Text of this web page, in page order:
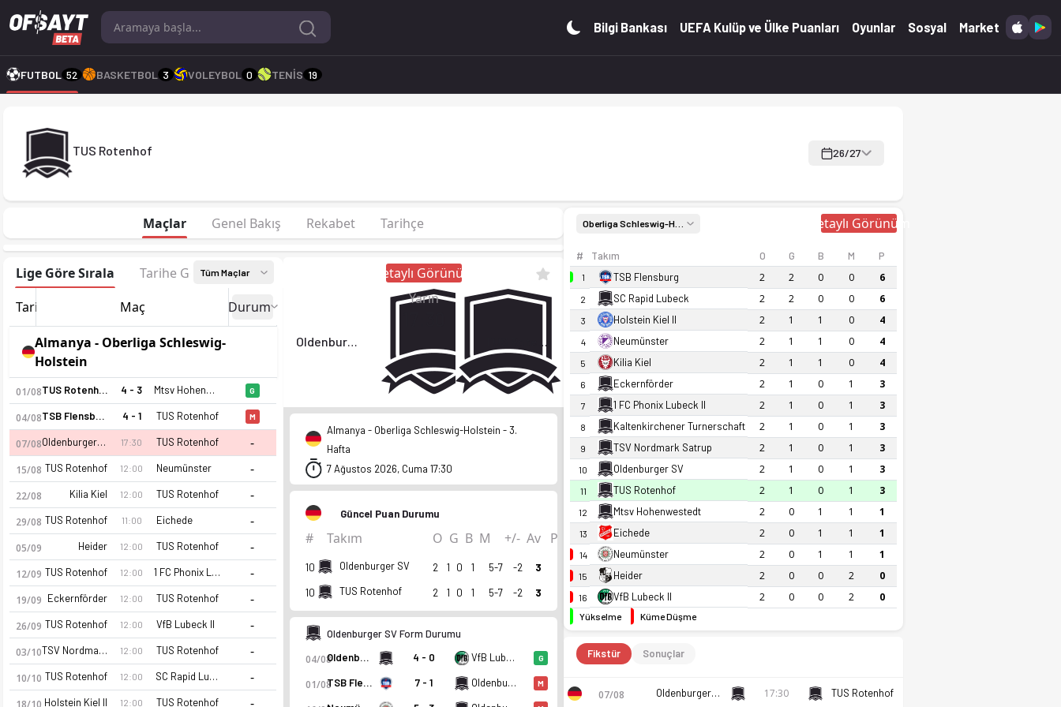
TUS Rotenhof 26-27 sezonu | Oberliga Schleswig-Holstein'de 10. sırada, 3 puan. Kadro, fikstür ve canlı skor Ofsayt'ta.
Bilgi Bankası UEFA Kulüp ve Ülke Puanları Oyunlar Sosyal Market
FUTBOL 52 BASKETBOL 3 VOLEYBOL 0 TENİS 19
TUS Rotenhof 26/27
Maçlar Genel Bakış Rekabet Tarihçe
Lige Göre Sırala Tarihe Göre Sırala
Tüm Maçlar
Tarih Maç Durum
Almanya - Oberliga Schleswig-
Holstein
01/08 TUS Rotenhof 4 - 3 Mtsv Hohenwestedt G
04/08 TSB Flensburg 4 - 1 TUS Rotenhof M
07/08 Oldenburger SV 17:30 TUS Rotenhof -
15/08 TUS Rotenhof 12:00 Neumünster -
22/08 Kilia Kiel 12:00 TUS Rotenhof -
29/08 TUS Rotenhof 11:00 Eichede -
05/09 Heider 12:00 TUS Rotenhof -
12/09 TUS Rotenhof 12:00 1 FC Phonix Lubeck II -
19/09 Eckernförder 12:00 TUS Rotenhof -
26/09 TUS Rotenhof 12:00 VfB Lubeck II -
03/10 TSV Nordmark Satrup 12:00 TUS Rotenhof -
10/10 TUS Rotenhof 12:00 SC Rapid Lubeck -
18/10 Holstein Kiel II 12:00 TUS Rotenhof -
Detaylı Görünüm
Oldenburger SV
Yarın
TUS Rotenhof
Almanya - Oberliga Schleswig-Holstein - 3.
Hafta
7 Ağustos 2026, Cuma 17:30
Güncel Puan Durumu
# Takım O G B M +/- Av P
10 Oldenburger SV 2 1 0 1 5-7 -2
3
10
TUS Rotenhof 2 1 0 1 5-7 -2 3
Oldenburger SV Form Durumu
04/08 Oldenburger SV 4 - 0 VfB Lubeck II G
01/08 TSB Flensburg 7 - 1 Oldenburger SV M
Detaylı Görünüm
# Takım O G B M P
1 TSB Flensburg 2 2 0 0 6
2 SC Rapid Lubeck 2 2 0 0 6
3 Holstein Kiel II 2 1 1 0 4
4 Neumünster 2 1 1 0 4
5 Kilia Kiel 2 1 1 0 4
6 Eckernförder 2 1 0 1 3
7 1 FC Phonix Lubeck II 2 1 0 1 3
8 Kaltenkirchener Turnerschaft 2 1 0 1 3
9 TSV Nordmark Satrup 2 1 0 1 3
10 Oldenburger SV 2 1 0 1 3
11 TUS Rotenhof 2 1 0 1 3
12 Mtsv Hohenwestedt 2 0 1 1 1
13 Eichede 2 0 1 1 1
14 Neumünster 2 0 1 1 1
15 Heider 2 0 0 2 0
16 VfB Lubeck II 2 0 0 2 0
Yükselme Küme Düşme
Fikstür Sonuçlar
07/08 Oldenburger SV 17:30 TUS Rotenhof